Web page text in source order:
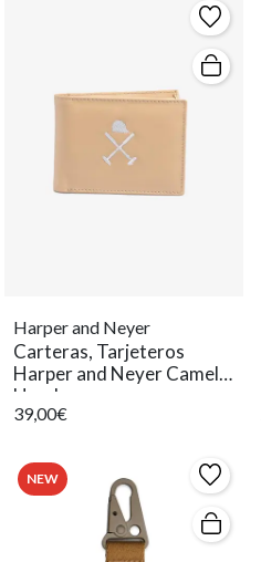
Harper and Neyer
Carteras, Tarjeteros
Harper and Neyer Camel
Hombre.
39,00€
NEW